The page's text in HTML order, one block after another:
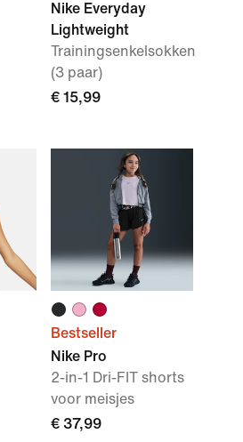
Nike Everyday
Lightweight
Trainingsenkelsokken
(3 paar)
€ 15,99
Bestseller
Nike Pro
2-in-1 Dri-FIT shorts
voor meisjes
€ 37,99